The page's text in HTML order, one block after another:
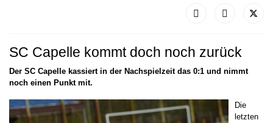
SC Capelle kommt doch noch zurück
Der SC Capelle kassiert in der Nachspielzeit das 0:1 und nimmt
noch einen Punkt mit.
Die
letzten